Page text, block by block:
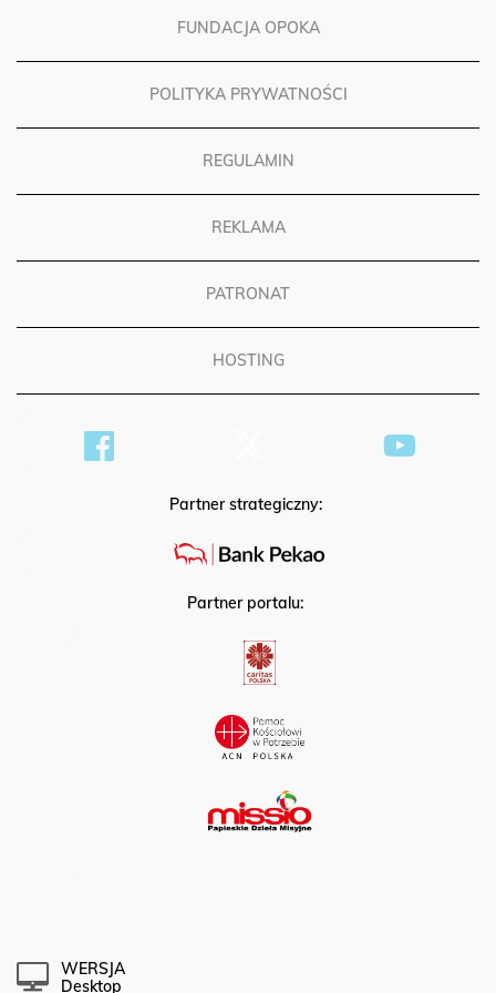
FUNDACJA OPOKA
POLITYKA PRYWATNOŚCI
REGULAMIN
REKLAMA
PATRONAT
HOSTING
Partner strategiczny:
Partner portalu:
WERSJA
Desktop